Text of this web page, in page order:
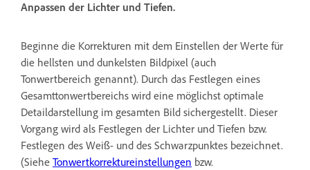
Anpassen der Lichter und Tiefen.
Beginne die Korrekturen mit dem Einstellen der Werte für
die hellsten und dunkelsten Bildpixel (auch
Tonwertbereich genannt). Durch das Festlegen eines
Gesamttonwertbereichs wird eine möglichst optimale
Detaildarstellung im gesamten Bild sichergestellt. Dieser
Vorgang wird als Festlegen der Lichter und Tiefen bzw.
Festlegen des Weiß- und des Schwarzpunktes bezeichnet.
(Siehe Tonwertkorrektureinstellungen bzw.